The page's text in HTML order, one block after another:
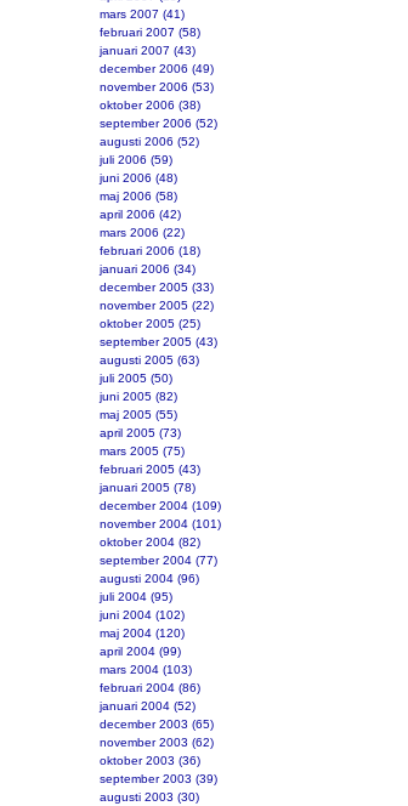
mars 2007 (41)
februari 2007 (58)
januari 2007 (43)
december 2006 (49)
november 2006 (53)
oktober 2006 (38)
september 2006 (52)
augusti 2006 (52)
juli 2006 (59)
juni 2006 (48)
maj 2006 (58)
april 2006 (42)
mars 2006 (22)
februari 2006 (18)
januari 2006 (34)
december 2005 (33)
november 2005 (22)
oktober 2005 (25)
september 2005 (43)
augusti 2005 (63)
juli 2005 (50)
juni 2005 (82)
maj 2005 (55)
april 2005 (73)
mars 2005 (75)
februari 2005 (43)
januari 2005 (78)
december 2004 (109)
november 2004 (101)
oktober 2004 (82)
september 2004 (77)
augusti 2004 (96)
juli 2004 (95)
juni 2004 (102)
maj 2004 (120)
april 2004 (99)
mars 2004 (103)
februari 2004 (86)
januari 2004 (52)
december 2003 (65)
november 2003 (62)
oktober 2003 (36)
september 2003 (39)
augusti 2003 (30)